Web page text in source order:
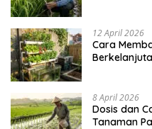
12 April 2026
Cara
8 April 2026
Dosis dan
Tanaman